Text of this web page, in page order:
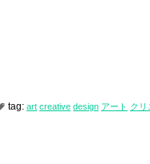
tag: art creative design アート クリ